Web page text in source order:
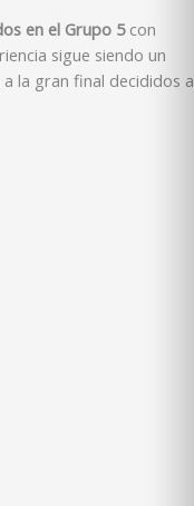
en el Grupo 5con
sigue siendo un
la gran final decididos a